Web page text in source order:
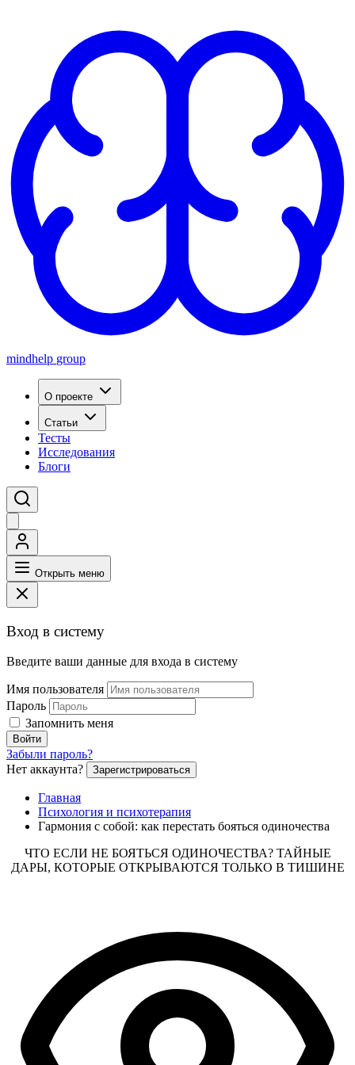
mindhelp group
О проекте
Статьи
Тесты
Исследования
Блоги
Открыть меню
Вход в систему
Введите ваши данные для входа в систему
Имя пользователя
Пароль
Запомнить меня
Войти
Забыли пароль?
Нет аккаунта?
Зарегистрироваться
Главная
Психология и психотерапия
Гармония с собой: как перестать бояться одиночества
ЧТО ЕСЛИ НЕ БОЯТЬСЯ ОДИНОЧЕСТВА? ТАЙНЫЕ
ДАРЫ, КОТОРЫЕ ОТКРЫВАЮТСЯ ТОЛЬКО В ТИШИНЕ